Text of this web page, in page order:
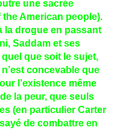
une sacrée
American people).
la drogue en passant
Saddam et ses
que soit le sujet,
concevable que
l’existence même
la peur, que seuls
(en particulier Carter
de combattre en